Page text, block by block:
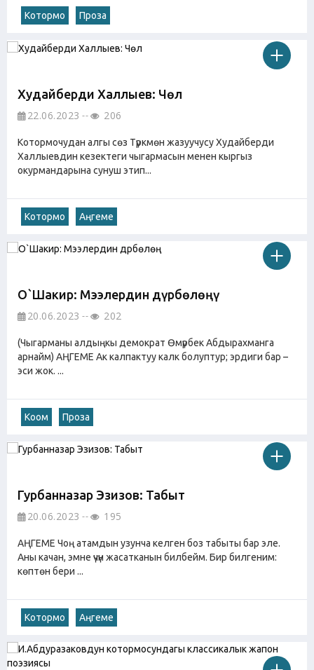
Котормо Проза
Худайберди Халлыев: Чөл
22.06.2023 206
Котормочудан алгы сөз Түркмөн жазуучусу Худайберди
Халлыевдин кезектеги чыгармасын менен кыргыз
окурмандарына сунуш этип...
Котормо Аңгеме
О`Шакир: Мээлердин дүрбөлөңү
20.06.2023 202
(Чыгарманы алдыңкы демократ Өмүрбек Абдырахманга
арнайм) АҢГЕМЕ Ак калпактуу калк болуптур; эрдиги бар –
эси жок. ...
Коом Проза
Гурбанназар Эзизов: Табыт
20.06.2023 195
АҢГЕМЕ Чоң атамдын узунча келген боз табыты бар эле.
Аны качан, эмне үчүн жасатканын билбейм. Бир билгеним:
көптөн бери ...
Котормо Аңгеме